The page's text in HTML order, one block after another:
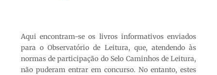
Aqui encontram-se os livros informativos enviados
para o Observatório de Leitura, que, atendendo às
normas de participação do Selo Caminhos de Leitura,
não puderam entrar em concurso. No entanto, estes